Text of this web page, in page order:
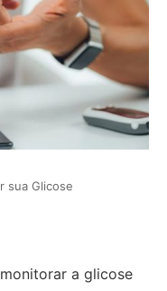
sua Glicose
a glicose